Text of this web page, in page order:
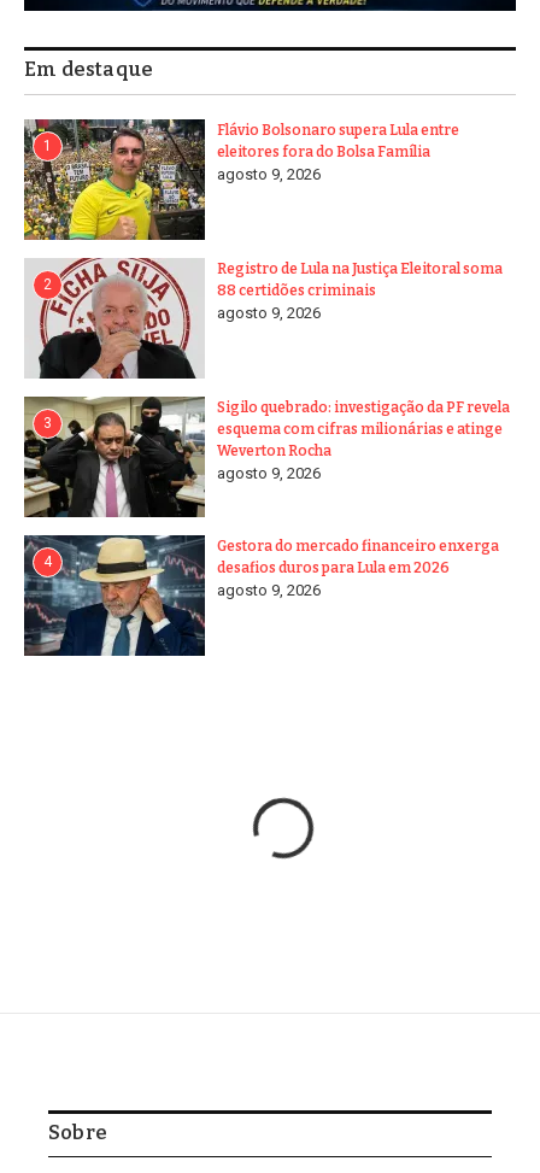
Em destaque
1
Flávio Bolsonaro supera Lula entre
eleitores fora do Bolsa Família
agosto 9, 2026
2
Registro de Lula na Justiça Eleitoral soma
88 certidões criminais
agosto 9, 2026
3
Sigilo quebrado: investigação da PF revela
esquema com cifras milionárias e atinge
Weverton Rocha
agosto 9, 2026
4
Gestora do mercado financeiro enxerga
desafios duros para Lula em 2026
agosto 9, 2026
foragido a 23 anos
Tecnologia